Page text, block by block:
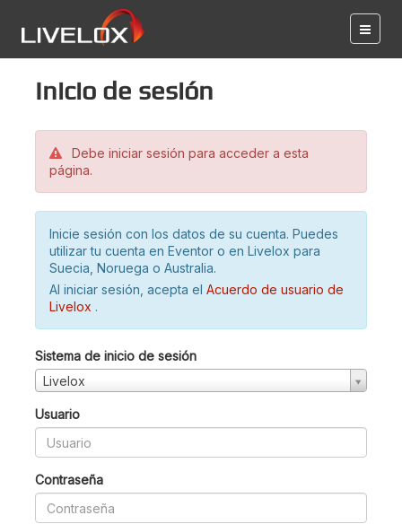
Inicio de sesión
Debe iniciar sesión para acceder a esta
página.
Inicie sesión con los datos de su cuenta. Puedes
utilizar tu cuenta en Eventor o en Livelox para
Suecia, Noruega o Australia.
Al iniciar sesión, acepta el Acuerdo de usuario de
Livelox .
Sistema de inicio de sesión
Livelox
Usuario
Contraseña